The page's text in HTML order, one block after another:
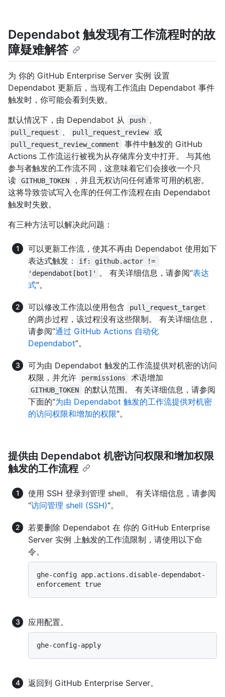
Dependabot 触发现有工作流程时的故
障疑难解答
为 你的 GitHub Enterprise Server 实例 设置
Dependabot 更新后，当现有工作流由 Dependabot 事件
触发时，你可能会看到失败。
默认情况下，由 Dependabot 从
push 、
pull_request 、 pull_request_review 或
pull_request_review_comment
事件中触发的 GitHub
Actions 工作流运行被视为从存储库分支中打开。 与其他
参与者触发的工作流不同，这意味着它们会接收一个只
读
GITHUB_TOKEN
，并且无权访问任何通常可用的机密。
这将导致尝试写入仓库的任何工作流程在由 Dependabot
触发时失败。
有三种方法可以解决此问题：
可以更新工作流，使其不再由 Dependabot 使用如下
表达式触发：
if: github.actor !=
'dependabot[bot]' 。 有关详细信息，请参阅“表达
式”。
可以修改工作流以使用包含 pull_request_target
的两步过程，该过程没有这些限制。 有关详细信息，
请参阅“通过 GitHub Actions 自动化
Dependabot”。
可为由 Dependabot 触发的工作流提供对机密的访问
权限，并允许
permissions 术语增加
GITHUB_TOKEN
的默认范围。 有关详细信息，请参阅
下面的“为由 Dependabot 触发的工作流提供对机密
的访问权限和增加的权限”。
提供由 Dependabot 机密访问权限和增加权限
触发的工作流程
使用 SSH 登录到管理 shell。 有关详细信息，请参阅
“访问管理 shell (SSH)”。
若要删除 Dependabot 在 你的 GitHub Enterprise
Server 实例 上触发的工作流限制，请使用以下命
令。
ghe-config app.actions.disable-dependabot-
应用配置。
返回到 GitHub Enterprise Server。